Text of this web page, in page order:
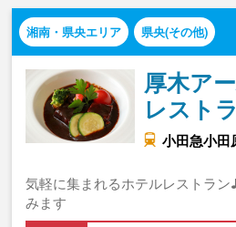
湘南・県央エリア 県央(その他)
厚木ア
レスト
小田急小田
気軽に集まれるホテルレストラ
みます